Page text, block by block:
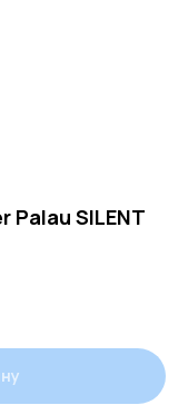
Palau SILENT